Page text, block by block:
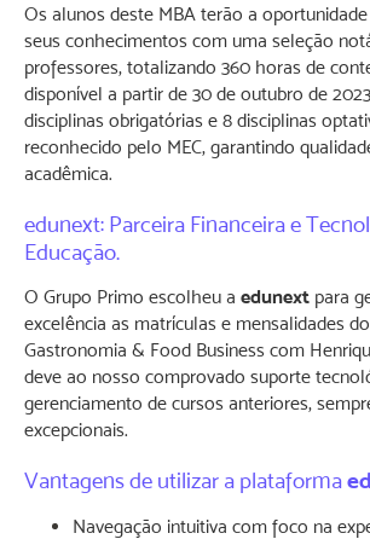
Os alunos deste MBA terão a
seus conhecimentos com uma seleção
professores, totalizando 360 horas de
disponível a partir de 30 de outubro de
disciplinas obrigatórias e 8 disciplinas
reconhecido pelo MEC, garantindo
acadêmica.
edunext: Parceira Financeira e
Educação.
O Grupo Primo escolheu a edunext para
excelência as matrículas e mensalidades
Gastronomia & Food Business com
deve ao nosso comprovado suporte
gerenciamento de cursos anteriores,
excepcionais.
Vantagens de utilizar a plataforma
Navegação intuitiva com foco na